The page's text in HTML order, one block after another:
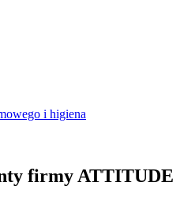
i higiena
firmy ATTITUDE